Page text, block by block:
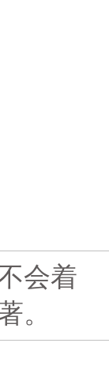
会着
。